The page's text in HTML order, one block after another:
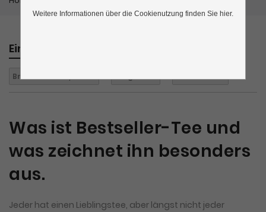
Einkaufen nach
Brand:
Was ist Bestseller-Tee und
was zeichnet ihn besonders
aus.
Jeder hat einen Lieblingstee, aber längst nicht jeder
Weitere Informationen über die Cookienutzung finden Sie hier.